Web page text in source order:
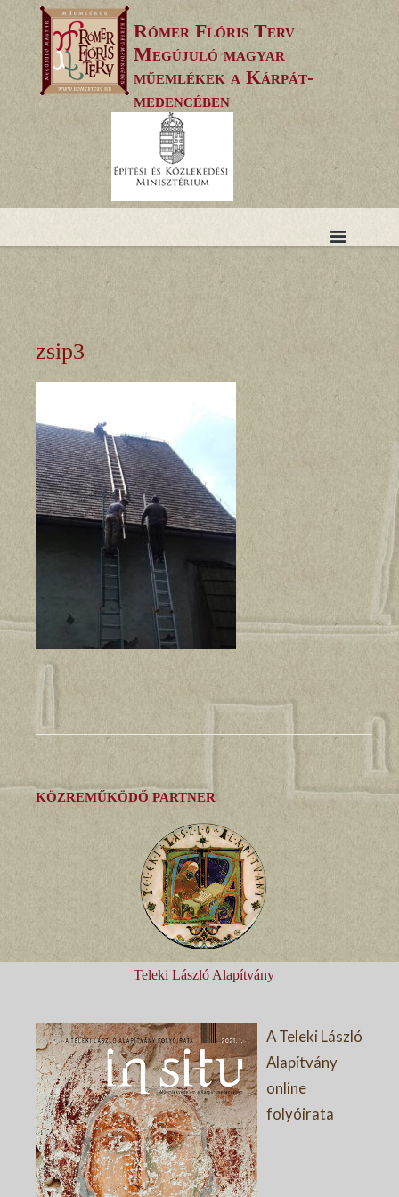
to
content
Rómer Flóris Terv
Megújuló magyar
műemlékek a Kárpát-
medencében
zsip3
KÖZREMŰKÖDŐ PARTNER
Teleki László Alapítvány
A Teleki László
Alapítvány
online
folyóirata